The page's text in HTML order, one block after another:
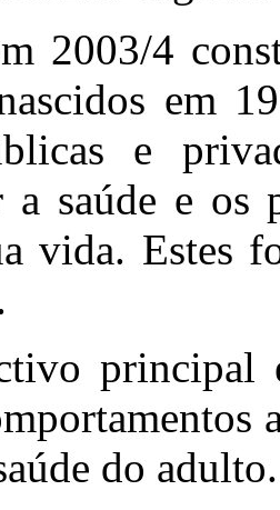
2003/4
em
e
a saúde e
vida. Estes
principal
do adulto.